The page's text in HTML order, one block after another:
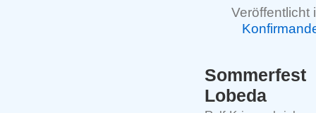
Veröffentlicht
Lobeda